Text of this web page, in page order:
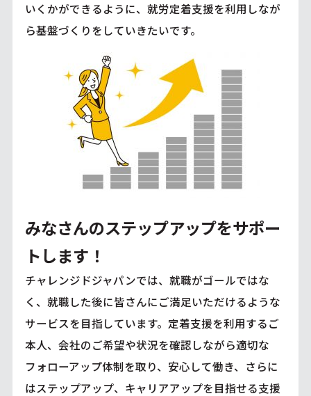
いくかができるように、就労定着支援を利用しなが
ら基盤づくりをしていきたいです。
みなさんのステップアップをサポー
トします！
チャレンジドジャパンでは、就職がゴールではな
く、就職した後に皆さんにご満足いただけるような
サービスを目指しています。定着支援を利用するご
本人、会社のご希望や状況を確認しながら適切な
フォローアップ体制を取り、安心して働き、さらに
はステップアップ、キャリアアップを目指せる支援